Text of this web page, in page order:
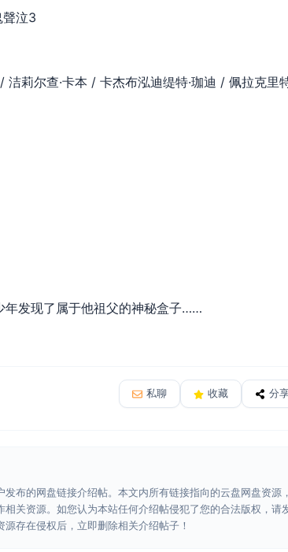
泣3
莉尔查·卡本 / 卡杰布泓迪缇特·珈迪 / 佩拉克里
发现了属于他祖父的神秘盒子……
私聊 收藏 分
布的网盘链接介绍帖。本文内所有链接指向的云盘网盘资源
关资源。如您认为本站任何介绍帖侵犯了您的合法版权，请
存在侵权后，立即删除相关介绍帖子！